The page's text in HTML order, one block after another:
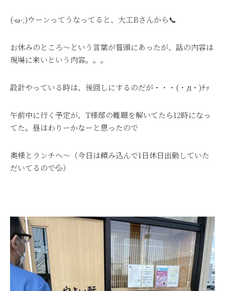
(-ω-;)ウーンってうなってると、大工Bさんから📞
お休みのところ～という言葉が冒頭にあったが、話の内容は
現場に来いという内容。。。
設計やっている時は、後回しにするのだが・・・(・д・)ﾁｯ
午前中に行く予定が、T様邸の難題を解いてたら12時になっ
てた。昼はわりーかなーと思ったので
奥様とランチへ～（今日は頼み込んで1日休日出勤していた
だいてるので💦）